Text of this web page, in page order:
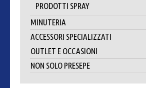
PRODOTTI SPRAY
MINUTERIA
ACCESSORI SPECIALIZZATI
OUTLET E OCCASIONI
NON SOLO PRESEPE